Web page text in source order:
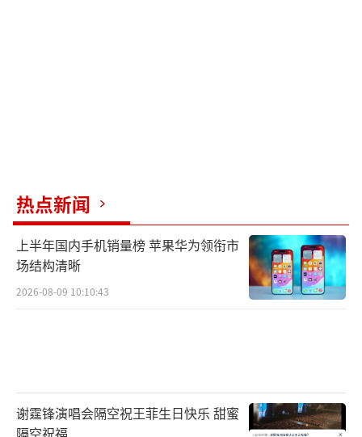
热点新闻
上半年国内手机销量榜 苹果华为领衔市
场结构清晰
2026-08-09 10:10:43
谢霆锋演唱会隔空祝王菲生日快乐 甜蜜